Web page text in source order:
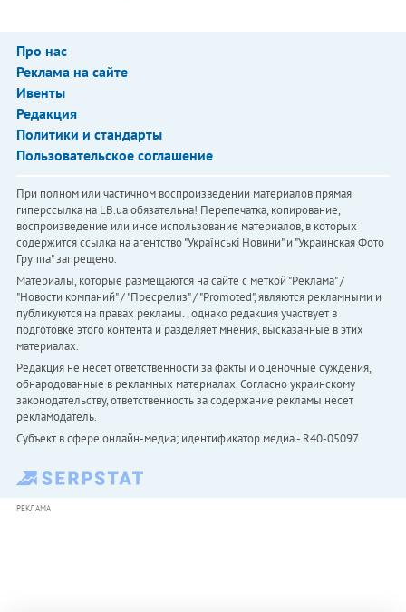
Про нас
Реклама на сайте
Ивенты
Редакция
Политики и стандарты
Пользовательское соглашение
При полном или частичном воспроизведении материалов прямая
гиперссылка на LB.ua обязательна! Перепечатка, копирование,
воспроизведение или иное использование материалов, в которых
содержится ссылка на агентство "Українськi Новини" и "Украинская Фото
Группа" запрещено.
Материалы, которые размещаются на сайте с меткой "Реклама" /
"Новости компаний" / "Пресрелиз" / "Promoted", являются рекламными и
публикуются на правах рекламы. , однако редакция участвует в
подготовке этого контента и разделяет мнения, высказанные в этих
материалах.
Редакция не несет ответственности за факты и оценочные суждения,
обнародованные в рекламных материалах. Согласно украинскому
законодательству, ответственность за содержание рекламы несет
рекламодатель.
Субъект в сфере онлайн-медиа; идентификатор медиа - R40-05097
РЕКЛАМА